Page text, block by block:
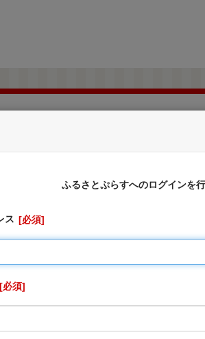
ふるさと納税のお
しては、お礼の品をお送りすることは
け付けておりません。
申込先の自治体が寄附金の受付及び入
せん。
うため「申込者情報」及び「寄附情報
ふるさとぷらすへのログインを行
ス 必須
必須